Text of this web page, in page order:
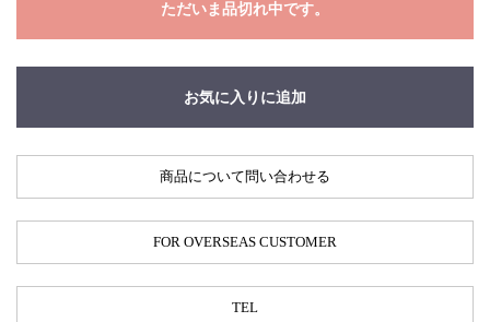
ただいま品切れ中です。
お気に入りに追加
商品について問い合わせる
FOR OVERSEAS CUSTOMER
TEL